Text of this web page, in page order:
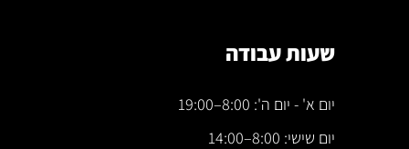
שעות עבודה
יום א' - יום ה': 8:00–19:00
יום שישי: 8:00–14:00